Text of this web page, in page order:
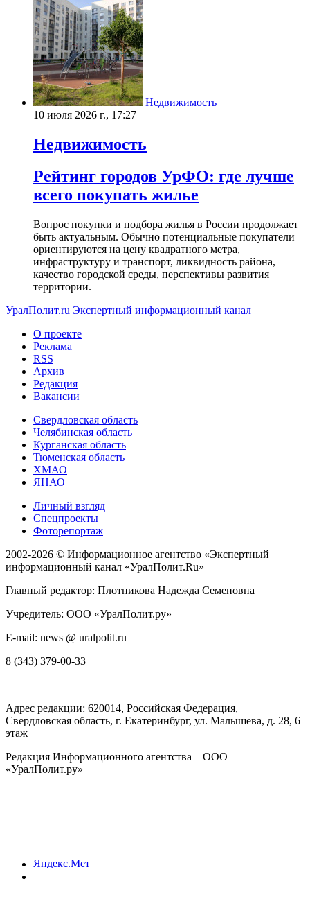
Недвижимость
10 июля 2026 г., 17:27
Недвижимость
Рейтинг городов УрФО: где лучше
всего покупать жилье
Вопрос покупки и подбора жилья в России продолжает
быть актуальным. Обычно потенциальные покупатели
ориентируются на цену квадратного метра,
инфраструктуру и транспорт, ликвидность района,
качество городской среды, перспективы развития
территории.
УралПолит.ru Экспертный информационный канал
О проекте
Реклама
RSS
Архив
Редакция
Вакансии
Свердловская область
Челябинская область
Курганская область
Тюменская область
ХМАО
ЯНАО
Личный взгляд
Спецпроекты
Фоторепортаж
2002-2026 © Информационное агентство «Экспертный
информационный канал «УралПолит.Ru»
Главный редактор: Плотникова Надежда Семеновна
Учредитель: ООО «УралПолит.ру»
E-mail: news @ uralpolit.ru
8 (343) 379-00-33
Адрес редакции: 620014, Российская Федерация,
Свердловская область, г. Екатеринбург, ул. Малышева, д. 28, 6
этаж
Редакция Информационного агентства – ООО
«УралПолит.ру»